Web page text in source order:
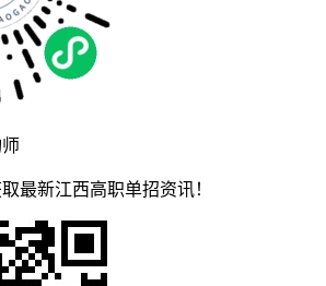
最新江西高职单招资讯！